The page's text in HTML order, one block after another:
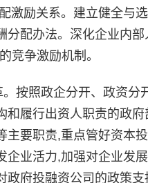
激励关系。建立健全与
分配办法。深化企业内
竞争激励机制。
照政企分开、政资分
和履行出资人职责的政
主要职责,重点管好资本
企业活力,加强对企业发
政府投融资公司的政策